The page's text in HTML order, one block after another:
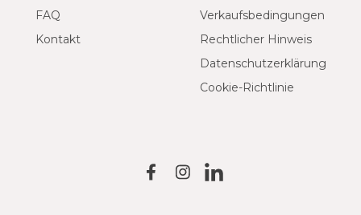
FAQ
Kontakt
Verkaufsbedingungen
Rechtlicher Hinweis
Datenschutzerklärung
Cookie-Richtlinie